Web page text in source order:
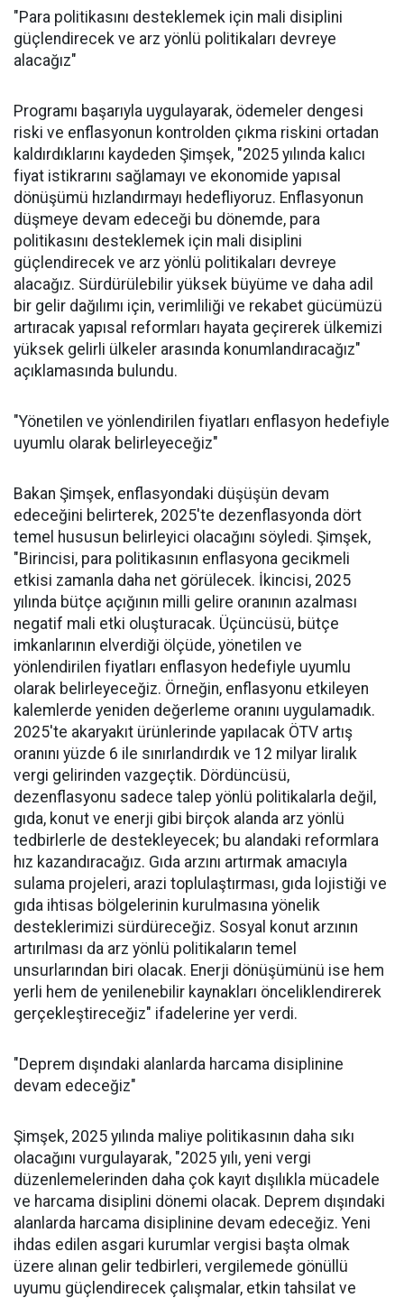
"Para politikasını desteklemek için mali disiplini
güçlendirecek ve arz yönlü politikaları devreye
alacağız"
Programı başarıyla uygulayarak, ödemeler dengesi
riski ve enflasyonun kontrolden çıkma riskini ortadan
kaldırdıklarını kaydeden Şimşek, "2025 yılında kalıcı
fiyat istikrarını sağlamayı ve ekonomide yapısal
dönüşümü hızlandırmayı hedefliyoruz. Enflasyonun
düşmeye devam edeceği bu dönemde, para
politikasını desteklemek için mali disiplini
güçlendirecek ve arz yönlü politikaları devreye
alacağız. Sürdürülebilir yüksek büyüme ve daha adil
bir gelir dağılımı için, verimliliği ve rekabet gücümüzü
artıracak yapısal reformları hayata geçirerek ülkemizi
yüksek gelirli ülkeler arasında konumlandıracağız"
açıklamasında bulundu.
"Yönetilen ve yönlendirilen fiyatları enflasyon hedefiyle
uyumlu olarak belirleyeceğiz"
Bakan Şimşek, enflasyondaki düşüşün devam
edeceğini belirterek, 2025'te dezenflasyonda dört
temel hususun belirleyici olacağını söyledi. Şimşek,
"Birincisi, para politikasının enflasyona gecikmeli
etkisi zamanla daha net görülecek. İkincisi, 2025
yılında bütçe açığının milli gelire oranının azalması
negatif mali etki oluşturacak. Üçüncüsü, bütçe
imkanlarının elverdiği ölçüde, yönetilen ve
yönlendirilen fiyatları enflasyon hedefiyle uyumlu
olarak belirleyeceğiz. Örneğin, enflasyonu etkileyen
kalemlerde yeniden değerleme oranını uygulamadık.
2025'te akaryakıt ürünlerinde yapılacak ÖTV artış
oranını yüzde 6 ile sınırlandırdık ve 12 milyar liralık
vergi gelirinden vazgeçtik. Dördüncüsü,
dezenflasyonu sadece talep yönlü politikalarla değil,
gıda, konut ve enerji gibi birçok alanda arz yönlü
tedbirlerle de destekleyecek; bu alandaki reformlara
hız kazandıracağız. Gıda arzını artırmak amacıyla
sulama projeleri, arazi toplulaştırması, gıda lojistiği ve
gıda ihtisas bölgelerinin kurulmasına yönelik
desteklerimizi sürdüreceğiz. Sosyal konut arzının
artırılması da arz yönlü politikaların temel
unsurlarından biri olacak. Enerji dönüşümünü ise hem
yerli hem de yenilenebilir kaynakları önceliklendirerek
gerçekleştireceğiz" ifadelerine yer verdi.
"Deprem dışındaki alanlarda harcama disiplinine
devam edeceğiz"
Şimşek, 2025 yılında maliye politikasının daha sıkı
olacağını vurgulayarak, "2025 yılı, yeni vergi
düzenlemelerinden daha çok kayıt dışılıkla mücadele
ve harcama disiplini dönemi olacak. Deprem dışındaki
alanlarda harcama disiplinine devam edeceğiz. Yeni
ihdas edilen asgari kurumlar vergisi başta olmak
üzere alınan gelir tedbirleri, vergilemede gönüllü
uyumu güçlendirecek çalışmalar, etkin tahsilat ve